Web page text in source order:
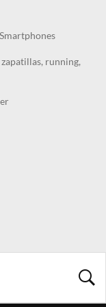
running,